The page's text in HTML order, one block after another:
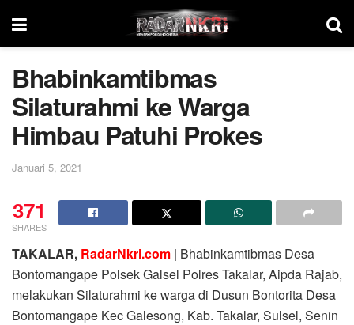
Bhabinkamtibmas
Silaturahmi ke Warga
Himbau Patuhi Prokes
Januari 5, 2021
371
SHARES
TAKALAR, RadarNkri.com | Bhabinkamtibmas Desa
Bontomangape Polsek Galsel Polres Takalar, Aipda Rajab,
melakukan Silaturahmi ke warga di Dusun Bontorita Desa
Bontomangape Kec Galesong, Kab. Takalar, Sulsel, Senin